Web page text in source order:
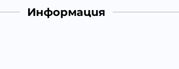
Информация